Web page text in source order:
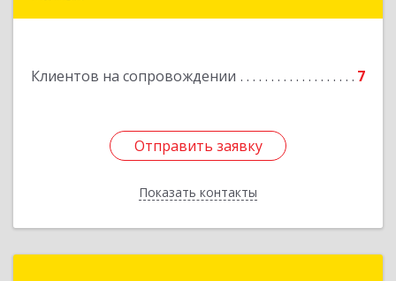
Клиентов на сопровождении 7
Отправить заявку
Показать контакты
Подробнее
Отправить заявку
Назад